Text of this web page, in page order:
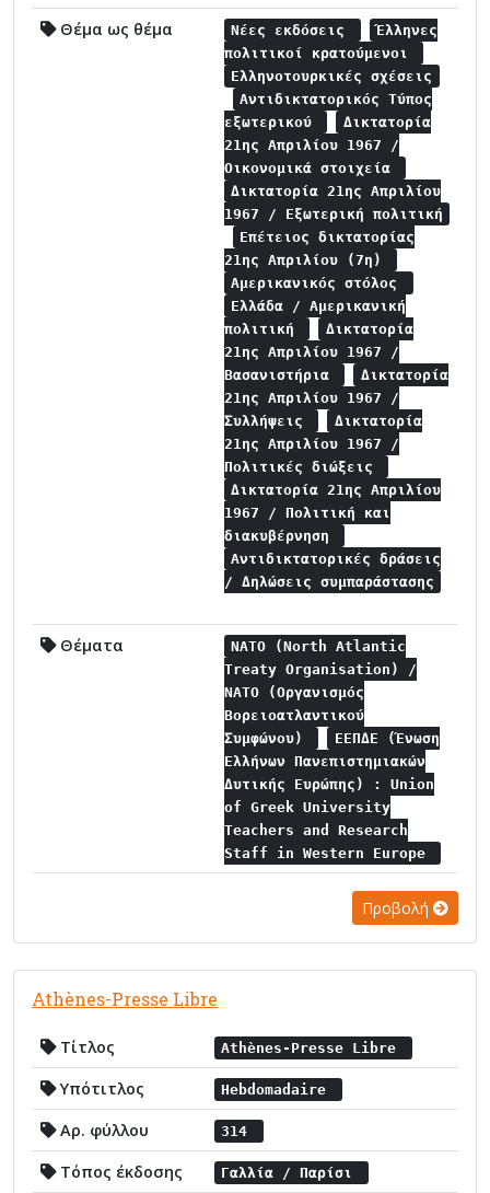
Θέμα ως θέμα Νέες εκδόσεις
Έλληνες
πολιτικοί κρατούμενοι
Ελληνοτουρκικές σχέσεις
Αντιδικτατορικός Τύπος
εξωτερικού
Δικτατορία
21ης Απριλίου 1967 /
Οικονομικά στοιχεία
Δικτατορία 21ης Απριλίου
1967 / Εξωτερική πολιτική
Επέτειος δικτατορίας
21ης Απριλίου (7η)
Αμερικανικός στόλος
Ελλάδα / Αμερικανική
πολιτική
Δικτατορία
21ης Απριλίου 1967 /
Βασανιστήρια
Δικτατορία
21ης Απριλίου 1967 /
Συλλήψεις
Δικτατορία
21ης Απριλίου 1967 /
Πολιτικές διώξεις
Δικτατορία 21ης Απριλίου
1967 / Πολιτική και
διακυβέρνηση
Αντιδικτατορικές δράσεις
/ Δηλώσεις συμπαράστασης
Θέματα
NATO (North Atlantic
Treaty Organisation) /
NATO (Οργανισμός
Βορειοατλαντικού
Συμφώνου)
ΕΕΠΔΕ (Ένωση
Ελλήνων Πανεπιστημιακών
Δυτικής Ευρώπης) : Union
of Greek University
Teachers and Research
Staff in Western Europe
Προβολή
Athènes-Presse Libre
Τίτλος Athènes-Presse Libre
Υπότιτλος Hebdomadaire
Αρ. φύλλου 314
Τόπος έκδοσης Γαλλία / Παρίσι